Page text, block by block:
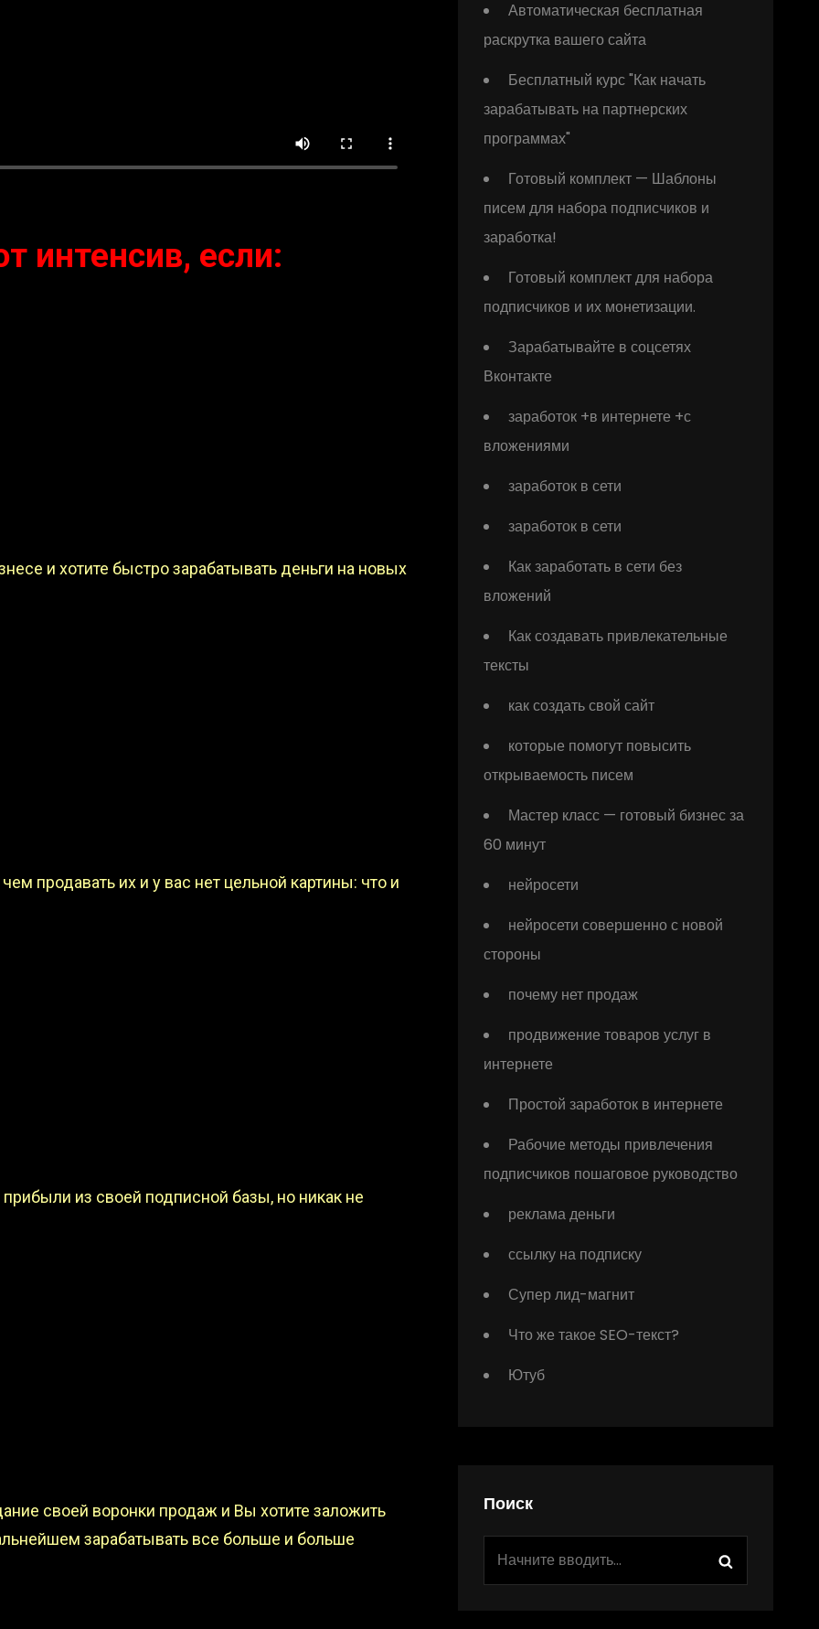
интенсив, если:
и хотите быстро зарабатывать деньги на новых
продавать их и у вас нет цельной картины: что и
из своей подписной базы, но никак не
своей воронки продаж и Вы хотите заложить
зарабатывать все больше и больше
Автоматическая бесплатная
раскрутка вашего сайта
Бесплатный курс "Как начать
зарабатывать на партнерских
программах"
Готовый комплект — Шаблоны
писем для набора подписчиков и
заработка!
Готовый комплект для набора
подписчиков и их монетизации.
Зарабатывайте в соцсетях
Вконтакте
заработок +в интернете +с
вложениями
заработок в сети
заработок в сети
Как заработать в сети без
вложений
Как создавать привлекательные
тексты
как создать свой сайт
которые помогут повысить
открываемость писем
Мастер класс — готовый бизнес за
60 минут
нейросети
нейросети совершенно с новой
стороны
почему нет продаж
продвижение товаров услуг в
интернете
Простой заработок в интернете
Рабочие методы привлечения
подписчиков пошаговое руководство
реклама деньги
ссылку на подписку
Супер лид-магнит
Что же такое SEO-текст?
Ютуб
Поиск